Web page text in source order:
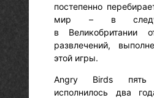
постепенно
мир – в
в Великобритании
развлечений,
этой игры.
Angry Birds пять
исполнилось два